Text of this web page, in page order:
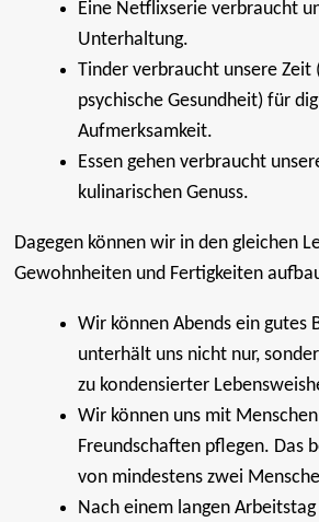
Eine Netflixserie verbraucht
Unterhaltung.
Tinder verbraucht unsere Zeit
psychische Gesundheit) für
Aufmerksamkeit.
Essen gehen verbraucht
kulinarischen Genuss.
Dagegen können wir in den gleichen
Gewohnheiten und Fertigkeiten
Wir können Abends ein gutes
unterhält uns nicht nur,
zu kondensierter
Wir können uns mit
Freundschaften pflegen. Das
von mindestens zwei
Nach einem langen